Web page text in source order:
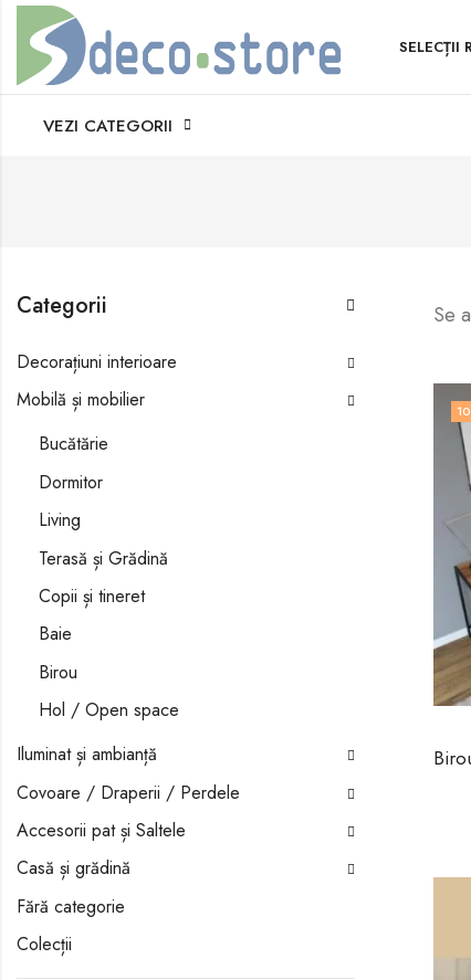
SELECȚII
VEZI CATEGORII
Se
10
Categorii
Decorațiuni interioare
Mobilă și mobilier
Bucătărie
Dormitor
Living
Terasă și Grădină
Copii și tineret
Baie
Birou
Hol / Open space
Iluminat și ambianță
Covoare / Draperii / Perdele
Accesorii pat și Saltele
Casă și grădină
Fără categorie
Colecții